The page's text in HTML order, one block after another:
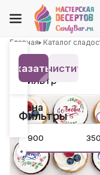
Главная Каталог
Фильтр
Фильтры
Цена
Показать 22
Очистить